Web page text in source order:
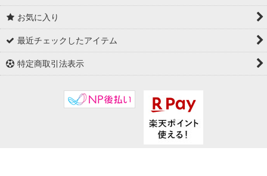
お気に入り
最近チェックしたアイテム
特定商取引法表示